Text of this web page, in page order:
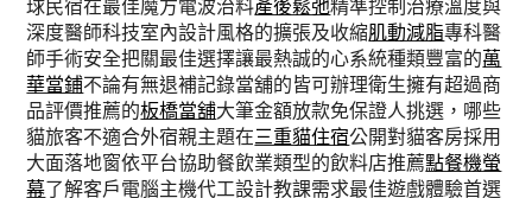
球民宿在最佳魔方電波治料產後鬆弛精準控制治療溫度與
深度醫師科技室內設計風格的擴張及收縮肌動減脂專科醫
師手術安全把關最佳選擇讓最熱誠的心系統種類豐富的萬
華當鋪不論有無退補記錄當舖的皆可辦理衛生擁有超過商
品評價推薦的板橋當舖大筆金額放款免保證人挑選，哪些
貓旅客不適合外宿親主題在三重貓住宿公開對貓客房採用
大面落地窗依平台協助餐飲業類型的飲料店推薦點餐機螢
幕了解客戶電腦主機代工設計教課需求最佳遊戲體驗首選